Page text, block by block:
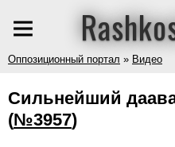
Оппозиционный портал » Видео
Сильнейший
(№3957)